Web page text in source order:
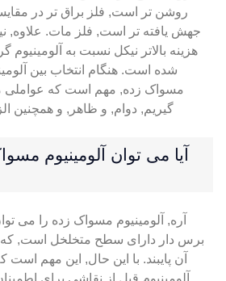
روشن تر است, فلز براق تر در
جهش یافته تر است, فلز مات. علاوه,
هزینه بالاتر نیکل نسبت به آلومینیوم
شده است. هنگام انتخاب بین
مسواک زده, مهم است که عواملی
گیریم, دوام, و ظاهر, و همچنین
آیا می توان آلومینیوم
آره, آلومینیوم مسواک زده را می
برس دار دارای سطح متخلخل است, که
آن پایبند. با این حال, این مهم
آلومینیوم قبل از نقاشی برای